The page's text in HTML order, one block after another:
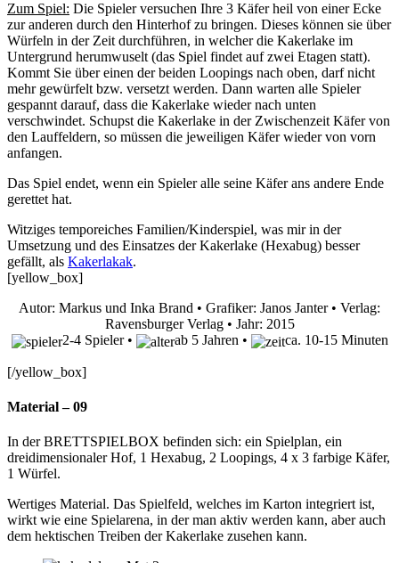
Zum Spiel: Die Spieler versuchen Ihre 3 Käfer heil von einer Ecke
zur anderen durch den Hinterhof zu bringen. Dieses können sie über
Würfeln in der Zeit durchführen, in welcher die Kakerlake im
Untergrund herumwuselt (das Spiel findet auf zwei Etagen statt).
Kommt Sie über einen der beiden Loopings nach oben, darf nicht
mehr gewürfelt bzw. versetzt werden. Dann warten alle Spieler
gespannt darauf, dass die Kakerlake wieder nach unten
verschwindet. Schupst die Kakerlake in der Zwischenzeit Käfer von
den Lauffeldern, so müssen die jeweiligen Käfer wieder von vorn
anfangen.
Das Spiel endet, wenn ein Spieler alle seine Käfer ans andere Ende
gerettet hat.
Witziges temporeiches Familien/Kinderspiel, was mir in der
Umsetzung und des Einsatzes der Kakerlake (Hexabug) besser
gefällt, als Kakerlakak.
[yellow_box]
Autor: Markus und Inka Brand • Grafiker: Janos Janter • Verlag:
Ravensburger Verlag • Jahr: 2015
2-4 Spieler •
ab 5 Jahren • ca. 10-15 Minuten
[/yellow_box]
Material – 09
In der BRETTSPIELBOX befinden sich: ein Spielplan, ein
dreidimensionaler Hof, 1 Hexabug, 2 Loopings, 4 x 3 farbige Käfer,
1 Würfel.
Wertiges Material. Das Spielfeld, welches im Karton integriert ist,
wirkt wie eine Spielarena, in der man aktiv werden kann, aber auch
dem hektischen Treiben der Kakerlake zusehen kann.